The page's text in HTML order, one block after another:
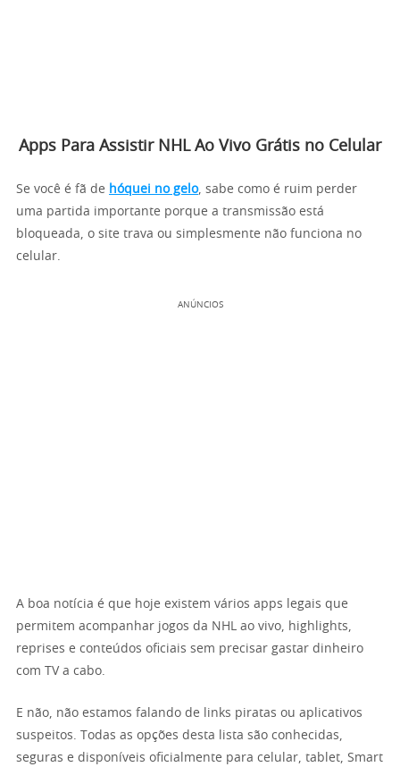
Apps Para Assistir NHL Ao Vivo Grátis no Celular
Se você é fã de hóquei no gelo, sabe como é ruim perder
uma partida importante porque a transmissão está
bloqueada, o site trava ou simplesmente não funciona no
celular.
ANÚNCIOS
A boa notícia é que hoje existem vários apps legais que
permitem acompanhar jogos da NHL ao vivo, highlights,
reprises e conteúdos oficiais sem precisar gastar dinheiro
com TV a cabo.
E não, não estamos falando de links piratas ou aplicativos
suspeitos. Todas as opções desta lista são conhecidas,
seguras e disponíveis oficialmente para celular, tablet, Smart